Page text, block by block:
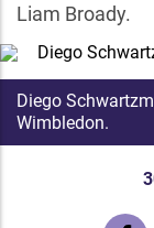
Liam Broady.
Diego
Wimbledon.